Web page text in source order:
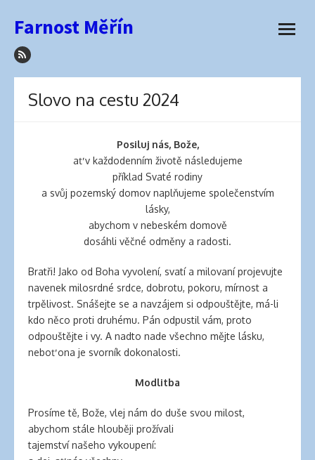
with
na
Farnost Měřín
otevřít
Slovo na cestu 2024
Posiluj nás, Bože,
ať v každodenním životě následujeme
příklad Svaté rodiny
a svůj pozemský domov naplňujeme společenstvím
lásky,
abychom v nebeském domově
dosáhli věčné odměny a radosti.
Bratři! Jako od Boha vyvolení, svatí a milovaní projevujte
navenek milosrdné srdce, dobrotu, pokoru, mírnost a
trpělivost. Snášejte se a navzájem si odpouštějte, má-li
kdo něco proti druhému. Pán odpustil vám, proto
odpouštějte i vy. A nadto nade všechno mějte lásku,
neboť ona je svorník dokonalosti.
Modlitba
Prosíme tě, Bože, vlej nám do duše svou milost,
abychom stále hlouběji prožívali
tajemství našeho vykoupení: